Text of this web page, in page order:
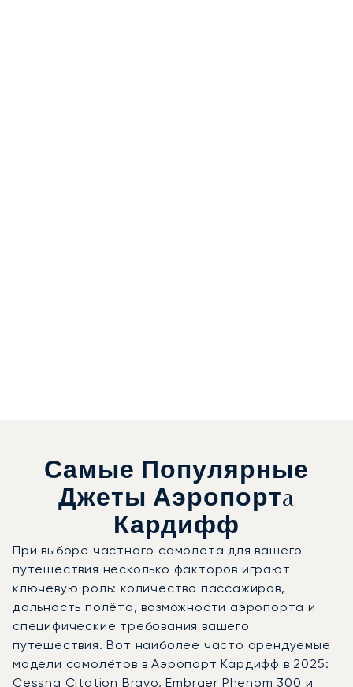
Самые Популярные
Джеты Аэропортa
Кардифф
При выборе частного самолёта для вашего
путешествия несколько факторов играют
ключевую роль: количество пассажиров,
дальность полёта, возможности аэропорта и
специфические требования вашего
путешествия. Вот наиболее часто арендуемые
модели самолётов в Аэропорт Кардифф в 2025:
Cessna Citation Bravo, Embraer Phenom 300 и